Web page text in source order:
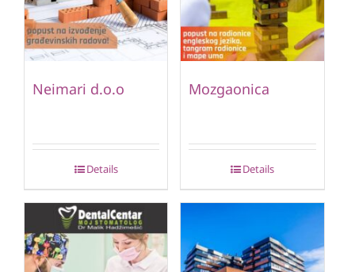
Neimari d.o.o
Details
Mozgaonica
Details